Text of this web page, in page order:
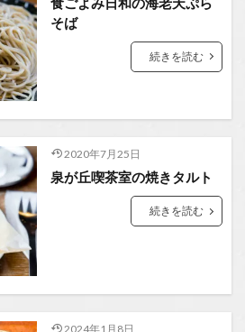
そば
続きを読む
2020年7月25日
泉が丘喫茶室の焼きタルト
続きを読む
2024年1月8日